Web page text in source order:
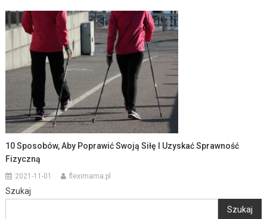
10 Sposobów, Aby Poprawić Swoją Siłę I Uzyskać Sprawność
Fizyczną
2021-11-01 fleximama.pl
Szukaj
Szukaj